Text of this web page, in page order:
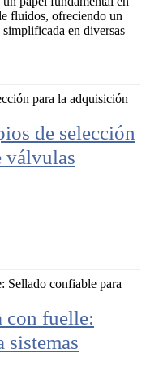
fluidos, ofreciendo un
en diversas
de selección
válvulas
con fuelle:
sistemas